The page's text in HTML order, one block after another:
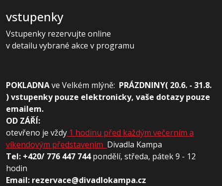
vstupenky
Vstupenky rezervujte online
v detailu vybrané akce v programu
POKLADNAve Velkém mlýně: PRÁZDNINY( 20.6. - 31.8.
) vstupenky pouze elektronicky, vaše dotazy pouze
emailem.
OD ZÁŘÍ:
otevřeno je vždy 1 hodinu před každým večerním a
víkendovým představením Divadla Kampa
Tel: +420/ 776 447 744pondělí, středa, pátek 9 - 12
hodin
Email: rezervace@divadlokampa.cz